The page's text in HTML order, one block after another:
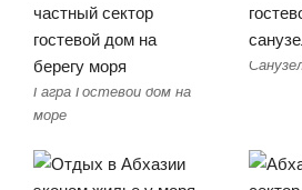
Гагра Гостевой дом на
море